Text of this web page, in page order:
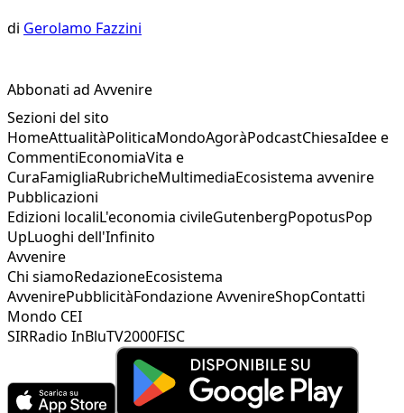
di Gerolamo Fazzini
Abbonati ad Avvenire
Sezioni del sito
HomeAttualitàPoliticaMondoAgoràPodcastChiesaIdee e
CommentiEconomiaVita e
CuraFamigliaRubricheMultimediaEcosistema avvenire
Pubblicazioni
Edizioni localiL'economia civileGutenbergPopotusPop
UpLuoghi dell'Infinito
Avvenire
Chi siamoRedazioneEcosistema
AvvenirePubblicitàFondazione AvvenireShopContatti
Mondo CEI
SIRRadio InBluTV2000FISC